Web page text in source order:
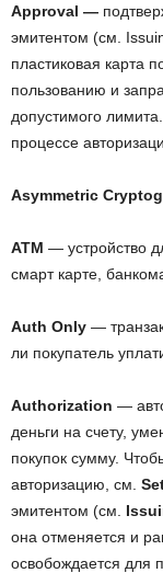
Approval —
эмитентом (см.
пластиковая карта
пользованию и
допустимого
процессе
Asymmetric
ATM — устройство
смарт карте,
Auth Only —
ли покупатель
Authorization —
деньги на счету,
покупок сумму.
авторизацию, см.
эмитентом (см.
она отменяется и
освобождается для